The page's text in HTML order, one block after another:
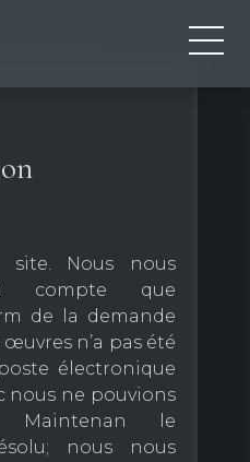
site. Nous nous
compte que
de la demande
n’a pas été
électronique
nous ne pouvions
Maintenan le
nous nous